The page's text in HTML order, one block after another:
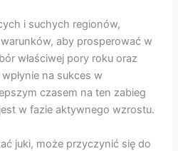
i suchych regionów,
aby prosperować w
właściwej pory roku oraz
na sukces w
czasem na ten zabieg
w fazie aktywnego wzrostu.
juki, może przyczynić się do